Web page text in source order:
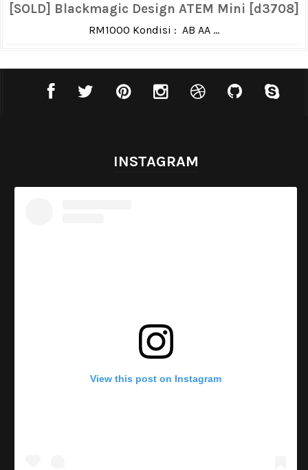
[SOLD] Blackmagic Design ATEM Mini [d3708]
RM1000 Kondisi : AB AA ...
INSTAGRAM
View this post on Instagram